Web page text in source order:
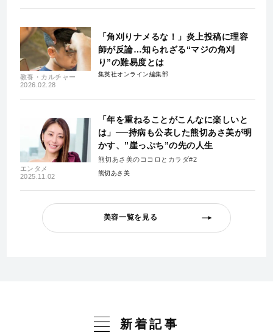
教養・カルチャー
2026.02.28
「角刈りナメるな！」炎上投稿に理容
師が反論…知られざる“マジの角刈
り”の難易度とは
集英社オンライン編集部
エンタメ
2025.11.02
「年を重ねることがこんなに楽しいと
は」──持病も公表した熊切あさ美が明
かす、”崖っぷち”の先の人生
熊切あさ美のココロとカラダ#2
熊切あさ美
美容一覧を見る
新着記事